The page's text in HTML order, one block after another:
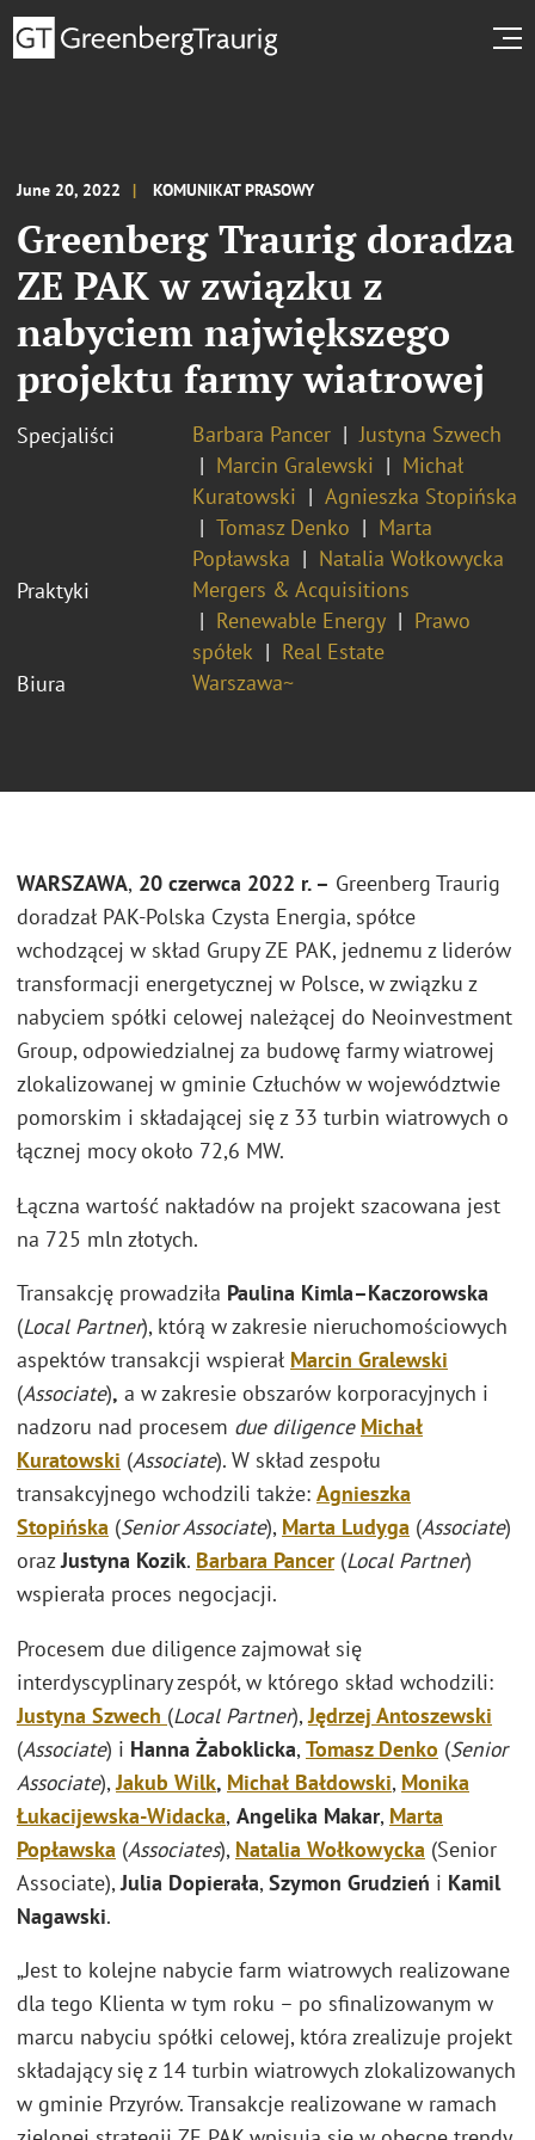
June 20, 2022 KOMUNIKAT PRASOWY
Greenberg Traurig doradza
ZE PAK w związku z
nabyciem największego
projektu farmy wiatrowej
Specjaliści Barbara Pancer
Justyna Szwech
Marcin Gralewski
Michał
Kuratowski
Agnieszka Stopińska
Tomasz Denko
Marta
Popławska
Natalia Wołkowycka
Praktyki
Mergers & Acquisitions
Renewable Energy
Prawo
spółek
Real Estate
Biura
Warszawa~
WARSZAWA, 20 czerwca 2022 r. – Greenberg Traurig
doradzał PAK-Polska Czysta Energia, spółce
wchodzącej w skład Grupy ZE PAK, jednemu z liderów
transformacji energetycznej w Polsce, w związku z
nabyciem spółki celowej należącej do Neoinvestment
Group, odpowiedzialnej za budowę farmy wiatrowej
zlokalizowanej w gminie Człuchów w województwie
pomorskim i składającej się z 33 turbin wiatrowych o
łącznej mocy około 72,6 MW.
Łączna wartość nakładów na projekt szacowana jest
na 725 mln złotych.
Transakcję prowadziła Paulina Kimla–Kaczorowska
(Local Partner), którą w zakresie nieruchomościowych
aspektów transakcji wspierał Marcin Gralewski
(Associate), a w zakresie obszarów korporacyjnych i
nadzoru nad procesem due diligence Michał
Kuratowski (Associate). W skład zespołu
transakcyjnego wchodzili także: Agnieszka
Stopińska (Senior Associate), Marta Ludyga (Associate)
orazJustyna Kozik. Barbara Pancer(Local Partner)
wspierała proces negocjacji.
Procesem due diligence zajmował się
interdyscyplinary zespół, w którego skład wchodzili:
Justyna Szwech (Local Partner),Jędrzej Antoszewski
(Associate) i Hanna Żaboklicka,Tomasz Denko (Senior
Associate),Jakub Wilk, Michał Bałdowski, Monika
Łukacijewska-Widacka, Angelika Makar, Marta
Popławska (Associates), Natalia Wołkowycka (Senior
Associate),Julia Dopierała,Szymon Grudzień i Kamil
Nagawski.
„Jest to kolejne nabycie farm wiatrowych realizowane
dla tego Klienta w tym roku – po sfinalizowanym w
marcu nabyciu spółki celowej, która zrealizuje projekt
składający się z 14 turbin wiatrowych zlokalizowanych
w gminie Przyrów. Transakcje realizowane w ramach